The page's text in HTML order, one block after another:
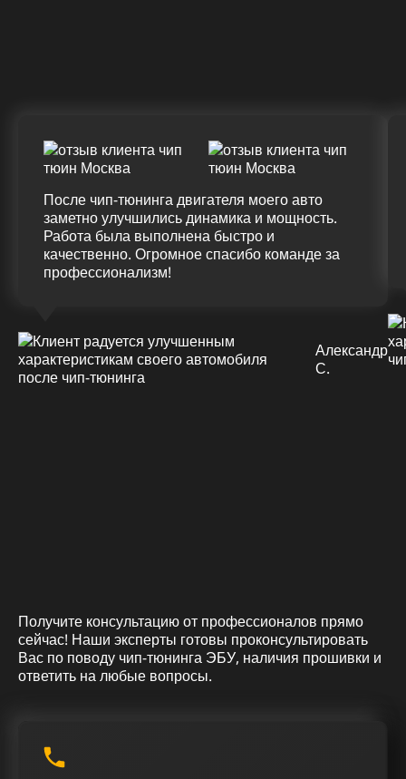
После чип-тюнинга двигателя моего авто
заметно улучшились динамика и мощность.
Работа была выполнена быстро и
качественно. Огромное спасибо команде за
профессионализм!
Александр
С.
Получите консультацию от профессионалов прямо
сейчас! Наши эксперты готовы проконсультировать
Вас по поводу чип-тюнинга ЭБУ, наличия прошивки и
ответить на любые вопросы.